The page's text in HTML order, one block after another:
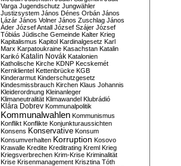
Varga Jugendschutz Jungwähler
Justizsystem János Dénes Orbán János
Lázár János Volner János Zuschlag János
Áder József Antall József Szájer József
Tóbiás Jüdische Gemeinde Kalter Krieg
Kapitalismus Kapitol Kardinalgesetz Karl
Marx Karpatoukraine Kasachstan Katalin
Karikó Katalin Novák Katalonien
Katholische Kirche KDNP Kecskemét
Kernklientel Kettenbrücke KGB
Kinderarmut Kinderschutzgesetz
Kindesmissbrauch Kirchen Klaus Johannis
Kleiderordnung Kleinanleger
Klimaneutralität Klimawandel Klubrádió
Klára Dobrev Kommunalpolitik
Kommunalwahlen Kommunismus
Konflikt Konflikte Konjunkturaussichten
Konsens Konservative Konsum
Konsumverhalten Korruption Kosovo
Krawalle Kredite Kreditrating Kreml Krieg
Kriegsverbrechen Krim-Krise Kriminalität
Krise Krisenmanagement Krisztina Tóth